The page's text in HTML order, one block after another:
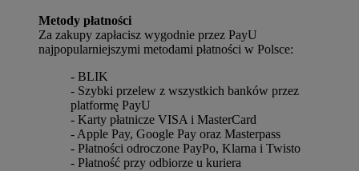
Metody płatności
Za zakupy zapłacisz wygodnie przez PayU
najpopularniejszymi metodami płatności w Polsce:
- BLIK
- Szybki przelew z wszystkich banków przez
platformę PayU
- Karty płatnicze VISA i MasterCard
- Apple Pay, Google Pay oraz Masterpass
- Płatności odroczone PayPo, Klarna i Twisto
- Płatność przy odbiorze u kuriera